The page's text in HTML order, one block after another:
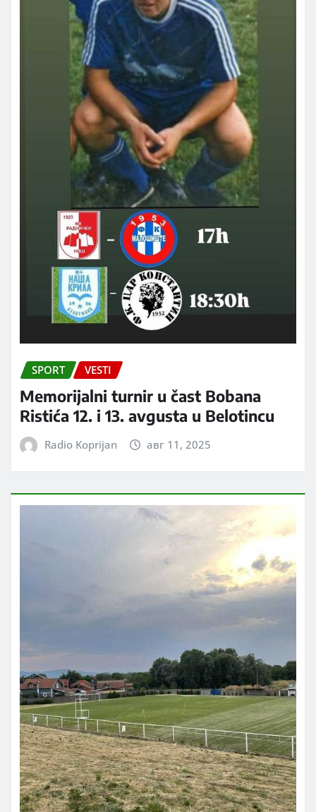
SPORT VESTI
Memorijalni turnir u čast Bobana
Ristića 12. i 13. avgusta u Belotincu
Radio Koprijan авг 11, 2025